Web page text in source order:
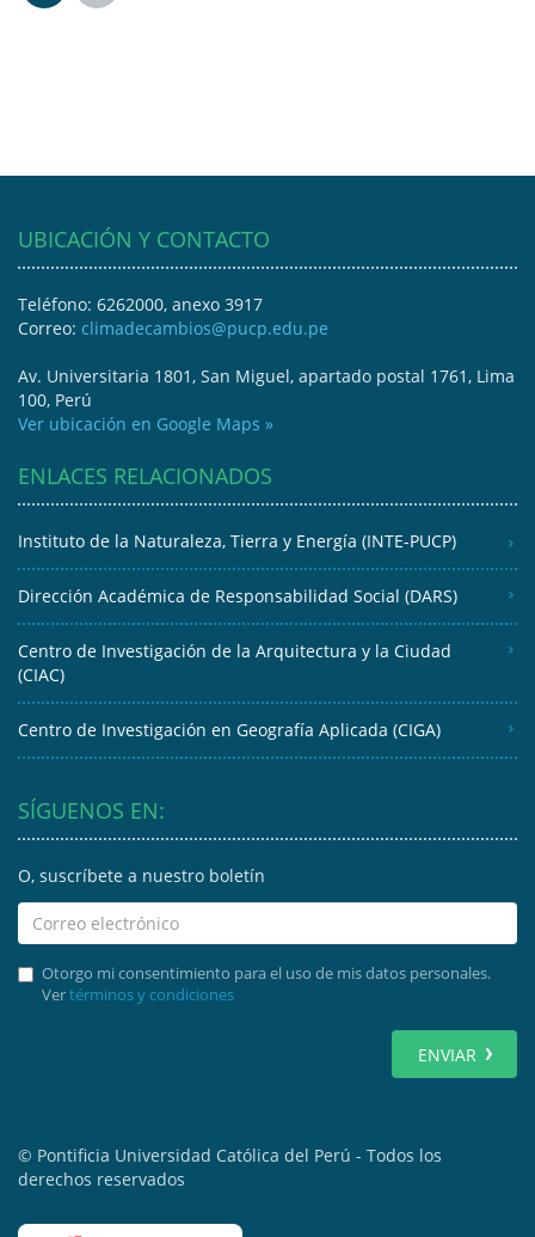
UBICACIÓN Y CONTACTO
Teléfono: 6262000, anexo 3917
Correo: climadecambios@pucp.edu.pe
Av. Universitaria 1801, San Miguel, apartado postal 1761, Lima
100, Perú
Ver ubicación en Google Maps »
ENLACES RELACIONADOS
Instituto de la Naturaleza, Tierra y Energía (INTE-PUCP)
Dirección Académica de Responsabilidad Social (DARS)
Centro de Investigación de la Arquitectura y la Ciudad
(CIAC)
Centro de Investigación en Geografía Aplicada (CIGA)
SÍGUENOS EN:
O, suscríbete a nuestro boletín
Otorgo mi consentimiento para el uso de mis datos personales.
Vertérminos y condiciones
ENVIAR
© Pontificia Universidad Católica del Perú - Todos los
derechos reservados